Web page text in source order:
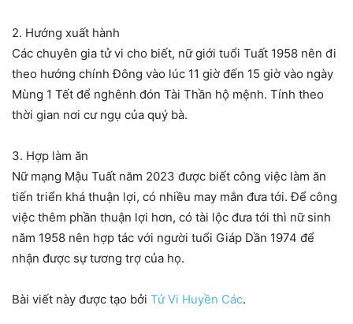
2. Hướng xuất hành
Các chuyên gia tử vi cho biết, nữ giới tuổi Tuất 1958 nên đi
theo hướng chính Đông vào lúc 11 giờ đến 15 giờ vào ngày
Mùng 1 Tết để nghênh đón Tài Thần hộ mệnh. Tính theo
thời gian nơi cư ngụ của quý bà.
3. Hợp làm ăn
Nữ mạng Mậu Tuất năm 2023 được biết công việc làm ăn
tiến triển khá thuận lợi, có nhiều may mắn đưa tới. Để công
việc thêm phần thuận lợi hơn, có tài lộc đưa tới thì nữ sinh
năm 1958 nên hợp tác với người tuổi Giáp Dần 1974 để
nhận được sự tương trợ của họ.
Bài viết này được tạo bởi Tử Vi Huyền Các.